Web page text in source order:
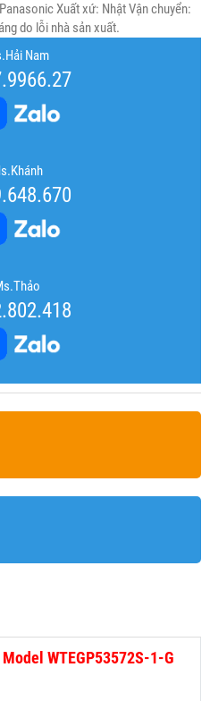
Xuất xứ: Nhật Vận chuyển:
do lỗi nhà sản xuất.
Nam
WTEGP53572S-1-G